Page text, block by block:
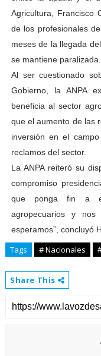
Agricultura, Francisco
de los profesionales
meses de la llegada
se mantiene paralizada.
Al ser cuestionado
Gobierno, la ANPA
beneficia al sector
que el aumento de las
inversión en el
reclamos del sector.
La ANPA reiteró su
compromiso
que ponga fin a
agropecuarios y
esperamos”, concluyó
Tags # Nacionales
Share This